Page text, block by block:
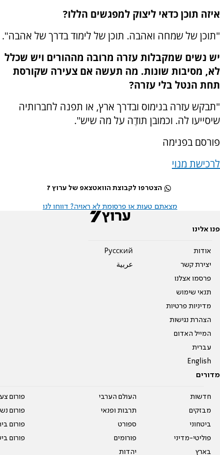
איזה תוכן כדאי ליצוק למפגשים הללו?
"תוכן של שמחה ואהבה. תוכן של לימוד בדרך של אהבה".
יש נשים שמקבלות עזרה מרובה מההורים ויש שכלל
לא, מסיבות שונות. מה תעשה אם צעירה שקורסת
תחת הנטל בלי עזרה?
"תבקש עזרה בנימוס ובדרך ארץ, או תפנה לחברותיה
שיסייעו לה. וכמובן תודֶה על מה שיש".
פורסם בפנימה
לרכישת מנוי
הצטרפו לקבוצת הוואטצאפ של ערוץ 7
מצאתם טעות או פרסומת לא ראויה? דווחו לנו
פנו אלינו
אודות
יצירת קשר
פרסמו אצלנו
תנאי שימוש
מדיניות פרטיות
הצהרת נגישות
המייל האדום
עברית
English
Pусский
عربية
מדורים
חדשות
מבזקים
ביטחוני
פוליטי-מדיני
בארץ
העולם הערבי
תרבות ופנאי
ספורט
פורומים
יהדות
פורום
פורום
פורום
פורום